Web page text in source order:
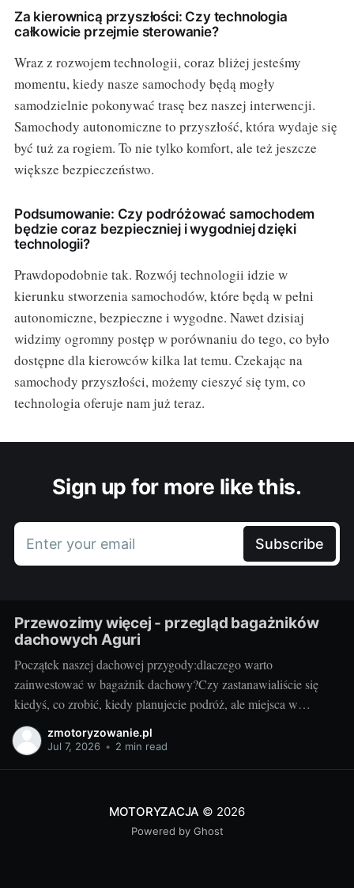
Za kierownicą przyszłości: Czy technologia
całkowicie przejmie sterowanie?
Wraz z rozwojem technologii, coraz bliżej jesteśmy
momentu, kiedy nasze samochody będą mogły
samodzielnie pokonywać trasę bez naszej interwencji.
Samochody autonomiczne to przyszłość, która wydaje się
być tuż za rogiem. To nie tylko komfort, ale też jeszcze
większe bezpieczeństwo.
Podsumowanie: Czy podróżować samochodem
będzie coraz bezpieczniej i wygodniej dzięki
technologii?
Prawdopodobnie tak. Rozwój technologii idzie w
kierunku stworzenia samochodów, które będą w pełni
autonomiczne, bezpieczne i wygodne. Nawet dzisiaj
widzimy ogromny postęp w porównaniu do tego, co było
dostępne dla kierowców kilka lat temu. Czekając na
samochody przyszłości, możemy cieszyć się tym, co
technologia oferuje nam już teraz.
Sign up for more like this.
Enter your email Subscribe
Przewozimy więcej - przegląd bagażników
dachowych Aguri
Początek naszej dachowej przygody:dlaczego warto
zainwestować w bagażnik dachowy?Czy zastanawialiście się
kiedyś, co zrobić, kiedy planujecie podróż, ale miejsca w
bagażniku samochodowym zaczyna brakować? Rozwiązaniem
może być bagażnik dachowy! To praktyczny dodatek do
zmotoryzowanie.pl
Jul 7, 2026 • 2 min read
MOTORYZACJA © 2026
Powered by Ghost